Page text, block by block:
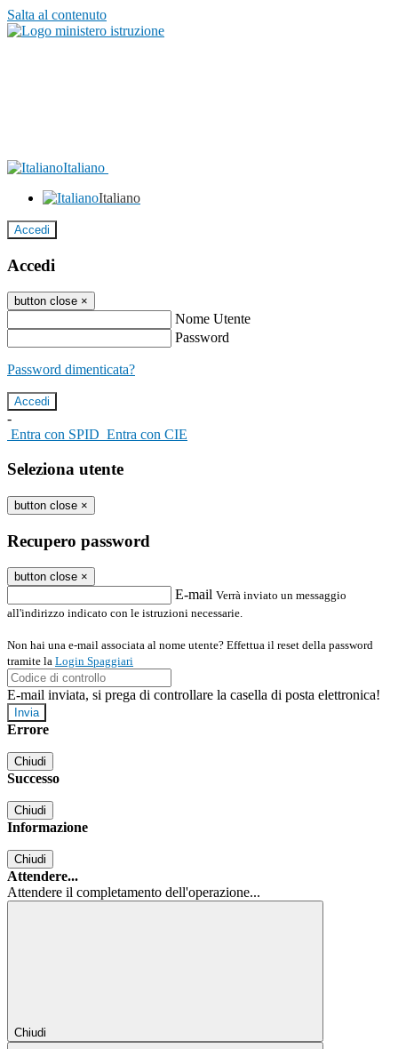
Salta al contenuto
Italiano
Italiano
Accedi
Accedi
button close ×
Nome Utente
Password
Password dimenticata?
-
Entra con SPID Entra con CIE
Seleziona utente
button close ×
Recupero password
button close ×
E-mail Verrà inviato un messaggio
all'indirizzo indicato con le istruzioni necessarie.
Non hai una e-mail associata al nome utente? Effettua il reset della password
tramite la Login Spaggiari
E-mail inviata, si prega di controllare la casella di posta elettronica!
Errore
Chiudi
Successo
Chiudi
Informazione
Chiudi
Attendere...
Attendere il completamento dell'operazione...
Chiudi